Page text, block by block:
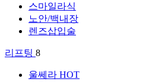
스마일라식
노안/백내장
렌즈삽입술
리프팅 8
울쎄라 HOT